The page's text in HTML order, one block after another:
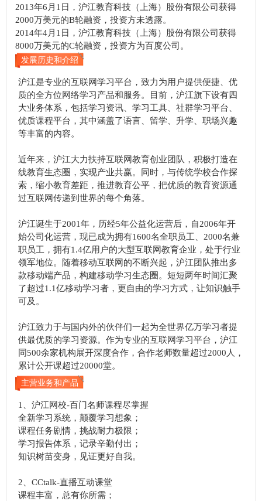
2013年6月1日，沪江教育科技（上海）股份有限公司获得
2000万美元的B轮融资，投资方未透露。
2014年4月1日，沪江教育科技（上海）股份有限公司获得
8000万美元的C轮融资，投资方为百度公司。
发展历史和介绍
沪江是专业的互联网学习平台，致力为用户提供便捷、优
质的全方位网络学习产品和服务。目前，沪江旗下设有四
大业务体系，包括学习资讯、学习工具、社群学习平台、
优质课程平台，其中涵盖了语言、留学、升学、职场兴趣
等丰富的内容。
近年来，沪江大力扶持互联网教育创业团队，积极打造在
线教育生态圈，实现产业共赢。同时，与传统学校合作探
索，缩小教育差距，推进教育公平，把优质的教育资源通
过互联网传递到世界的每个角落。
沪江诞生于2001年，历经5年公益化运营后，自2006年开
始公司化运营，现已成为拥有1600名全职员工、2000名兼
职员工，拥有1.4亿用户的大型互联网教育企业，处于行业
领军地位。随着移动互联网的不断兴起，沪江团队推出多
款移动端产品，构建移动学习生态圈。短短两年时间汇聚
了超过1.1亿移动学习者，更自由的学习方式，让知识触手
可及。
沪江致力于与国内外的伙伴们一起为全世界亿万学习者提
供最优质的学习资源。作为专业的互联网学习平台，沪江
同500余家机构展开深度合作，合作老师数量超过2000人，
累计公开课超过20000堂。
主营业务和产品
1、沪江网校-百门名师课程尽掌握
全新学习系统，颠覆学习想象；
课程任务剧情，挑战耐力极限；
学习报告体系，记录辛勤付出；
知识树苗变身，见证更好自我。
2、CCtalk-直播互动课堂
课程丰富，总有你所需；